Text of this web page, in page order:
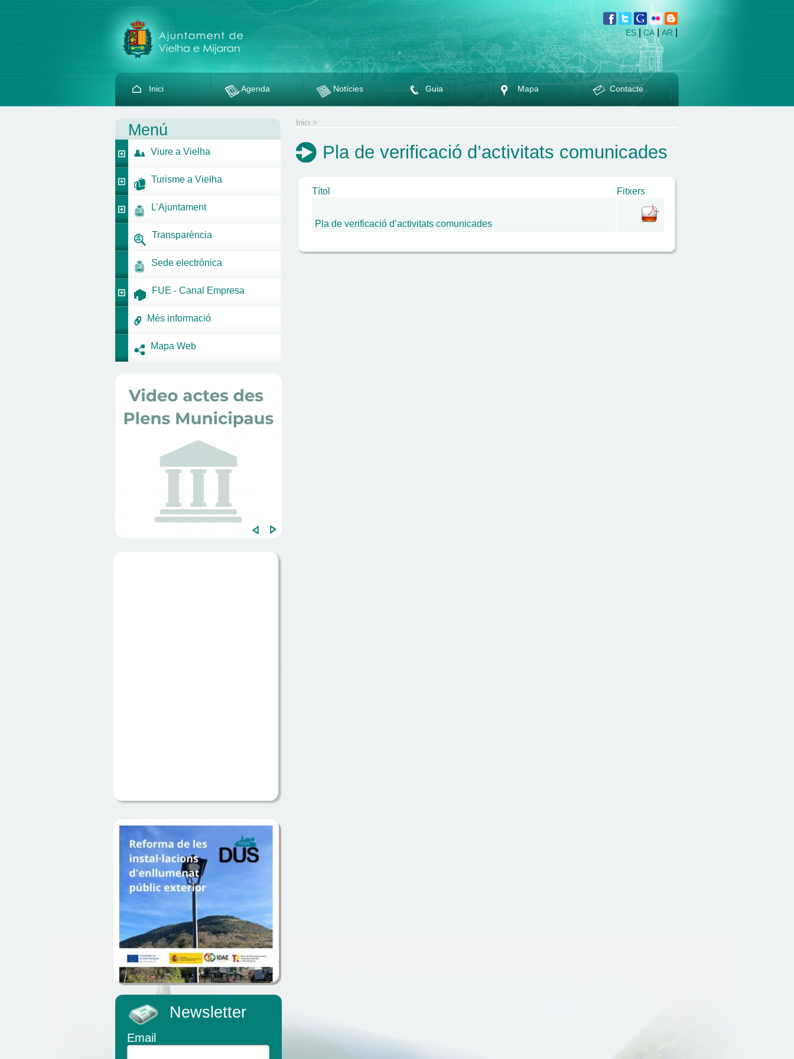
ES CA | AR
Inici Agenda Notícies Guia Mapa Contacte
Menú
Viure a Vielha
Turisme a Vielha
L’Ajuntament
Transparència
Sede electrònica
FUE - Canal Empresa
Més informació
Mapa Web
Newsletter
Email
Inici >
Pla de verificació d’activitats comunicades
Títol Fitxers
Pla de verificació d’activitats comunicades